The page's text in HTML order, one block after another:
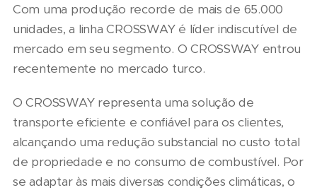
Com uma produção recorde de mais de 65.000
unidades, a linha CROSSWAY é líder indiscutível de
mercado em seu segmento. O CROSSWAY entrou
recentemente no mercado turco.
O CROSSWAY representa uma solução de
transporte eficiente e confiável para os clientes,
alcançando uma redução substancial no custo total
de propriedade e no consumo de combustível. Por
se adaptar às mais diversas condições climáticas, o